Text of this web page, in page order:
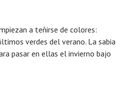
a teñirse de colores:
verdes del verano. La sabia
pasar en ellas el invierno bajo